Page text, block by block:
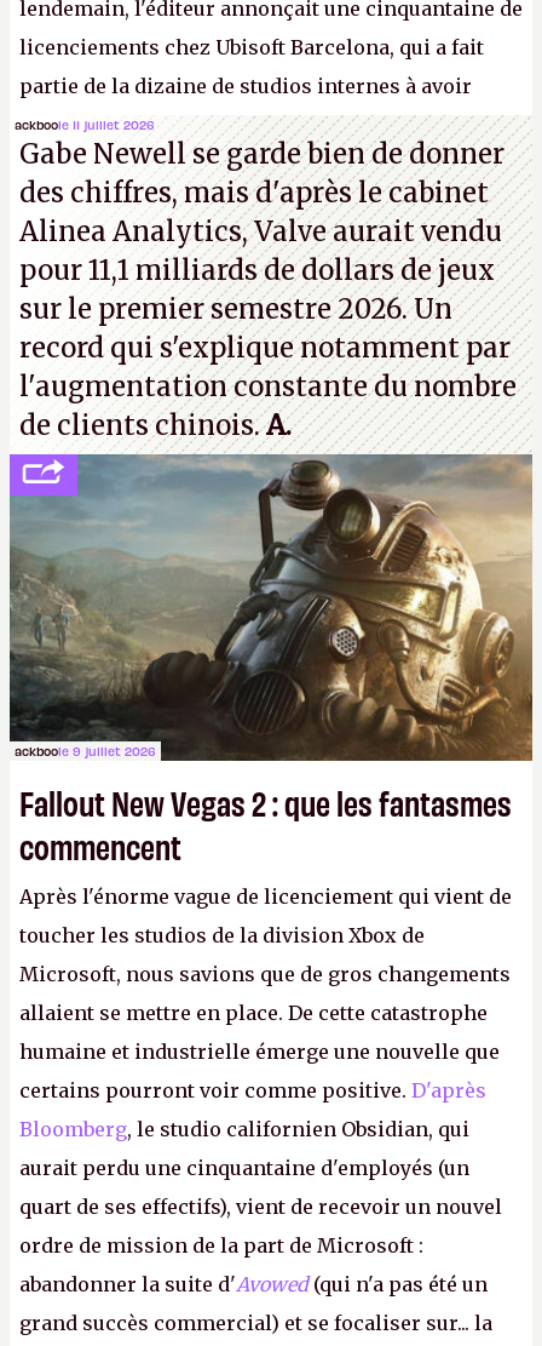
lendemain, l'éditeur annonçait une cinquantaine de
licenciements chez Ubisoft Barcelona, qui a fait
partie de la dizaine de studios internes à avoir
travaillé sur cetAssassin's Creedsous la direction
d'Ubisoft Singapour.A.
ackboole 11 juillet 2026
Gabe Newell se garde bien de donner
des chiffres, mais d'après le cabinet
Alinea Analytics, Valve aurait vendu
pour 11,1 milliards de dollars de jeux
sur le premier semestre 2026. Un
record qui s'explique notamment par
l'augmentation constante du nombre
de clients chinois.A.
ackboole 9 juillet 2026
Fallout New Vegas 2 : que les fantasmes
commencent
Après l'énorme vague de licenciement qui vient de
toucher les studios de la division Xbox de
Microsoft, nous savions que de gros changements
allaient se mettre en place. De cette catastrophe
humaine et industrielle émerge une nouvelle que
certains pourront voir comme positive. D'après
Bloomberg, le studio californien Obsidian, qui
aurait perdu une cinquantaine d'employés (un
quart de ses effectifs), vient de recevoir un nouvel
ordre de mission de la part de Microsoft :
abandonner la suite d'Avowed(qui n'a pas été un
grand succès commercial) et se focaliser sur... la